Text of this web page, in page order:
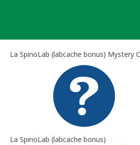
La SpinoLab (labcache bonus) Mystery
La SpinoLab (labcache bonus)